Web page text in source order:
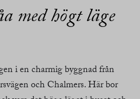
med högt läge
i en charmig byggnad från
och Chalmers. Här bor